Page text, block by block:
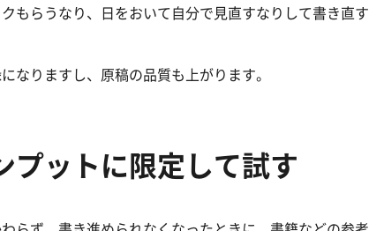
もらうなり、日をおいて自分で見直すなりして書き直す
なりますし、原稿の品質も上がります。
プットに限定して試す